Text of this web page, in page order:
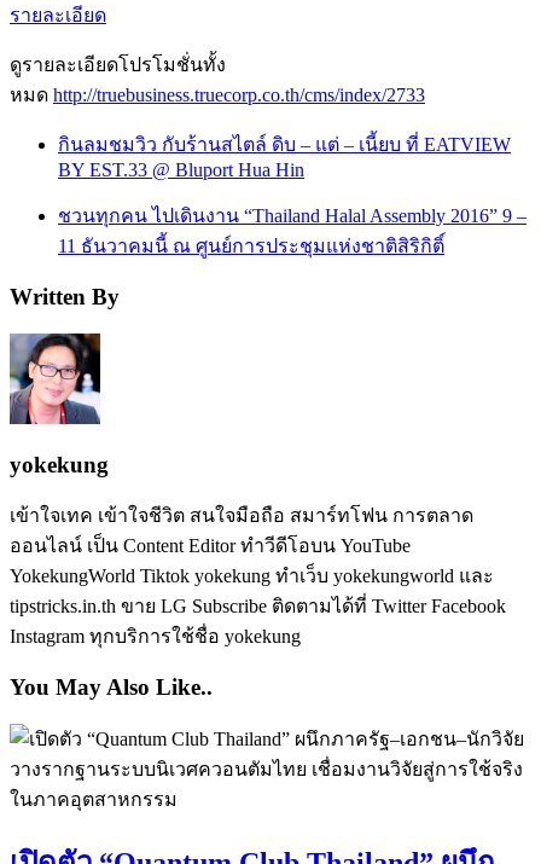
รายละเอียด
ดูรายละเอียดโปรโมชั่นทั้ง
หมด http://truebusiness.truecorp.co.th/cms/index/2733
กินลมชมวิว กับร้านสไตล์ ดิบ – แต่ – เนี้ยบ ที่ EATVIEW
BY EST.33 @ Bluport Hua Hin
ชวนทุกคน ไปเดินงาน “Thailand Halal Assembly 2016” 9 –
11 ธันวาคมนี้ ณ ศูนย์การประชุมแห่งชาติสิริกิติ์
Written By
yokekung
เข้าใจเทค เข้าใจชีวิต สนใจมือถือ สมาร์ทโฟน การตลาด
ออนไลน์ เป็น Content Editor ทำวีดีโอบน YouTube
YokekungWorld Tiktok yokekung ทำเว็บ yokekungworld และ
tipstricks.in.th ขาย LG Subscribe ติดตามได้ที่ Twitter Facebook
Instagram ทุกบริการใช้ชื่อ yokekung
You May Also Like..